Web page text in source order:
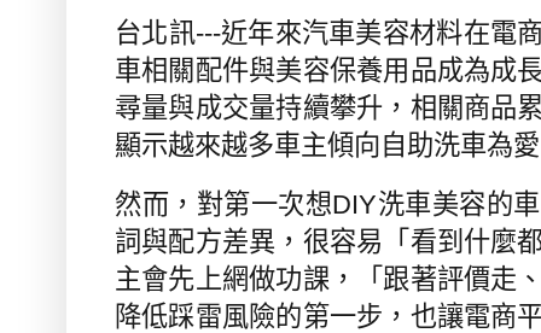
台北訊---近年來汽車美容材料在電
車相關配件與美容保養用品成為成
尋量與成交量持續攀升，相關商品
顯示越來越多車主傾向自助洗車為
然而，對第一次想DIY洗車美容的
詞與配方差異，很容易「看到什麼
主會先上網做功課，「跟著評價走
降低踩雷風險的第一步，也讓電商